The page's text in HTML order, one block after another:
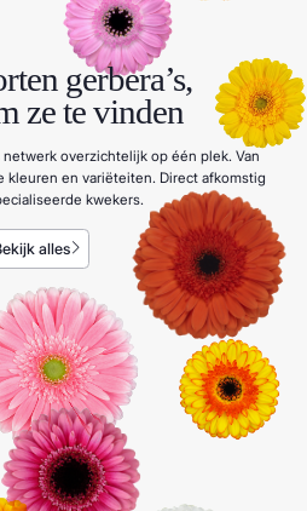
gerbera’s,
ze te vinden
overzichtelijk op één plek. Van
kleuren en variëteiten. Direct afkomstig
kwekers.
alles